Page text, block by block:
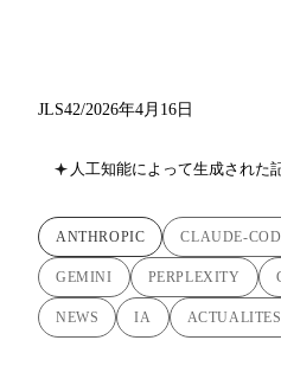
JLS42/2026年4月16日
人工知能によって生成された
ANTHROPIC CLAUDE-
GEMINI PERPLEXITY
NEWS IA ACTUALITES